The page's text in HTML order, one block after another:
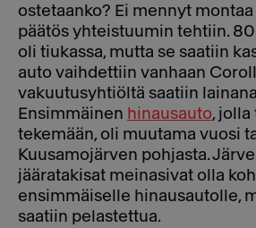
ostetaanko? Ei mennyt
päätös yhteistuumin tehtiin.
oli tiukassa, mutta se saatiin
auto vaihdettiin vanhaan
vakuutusyhtiöltä saatiin
Ensimmäinen hinausauto,
tekemään, oli muutama vuosi
Kuusamojärven pohjasta.
jääratakisat meinasivat olla
ensimmäiselle hinausautolle,
saatiin pelastettua.